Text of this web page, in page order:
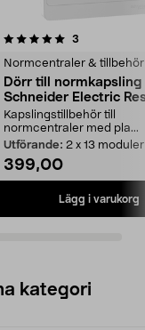
3
Normcentraler & tillbehör
Dörr till normkapsling
Schneider Electric
Kapslingstillbehör till
normcentraler med pla...
Utförande: 2 x 13 moduler
399,00
Lägg i varukorg
4.5av 5 stjärnor
kategori